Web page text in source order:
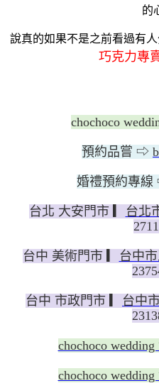
的
說真的如果不是之前看過有
巧克力專
chochoco
預約品嘗 ⇨
婚禮預約專線
台北 大安門市 ▎ 台北
台中 美術門市 ▎ 台中
台中 市政門市 ▎ 台中
chochoco
chochoco